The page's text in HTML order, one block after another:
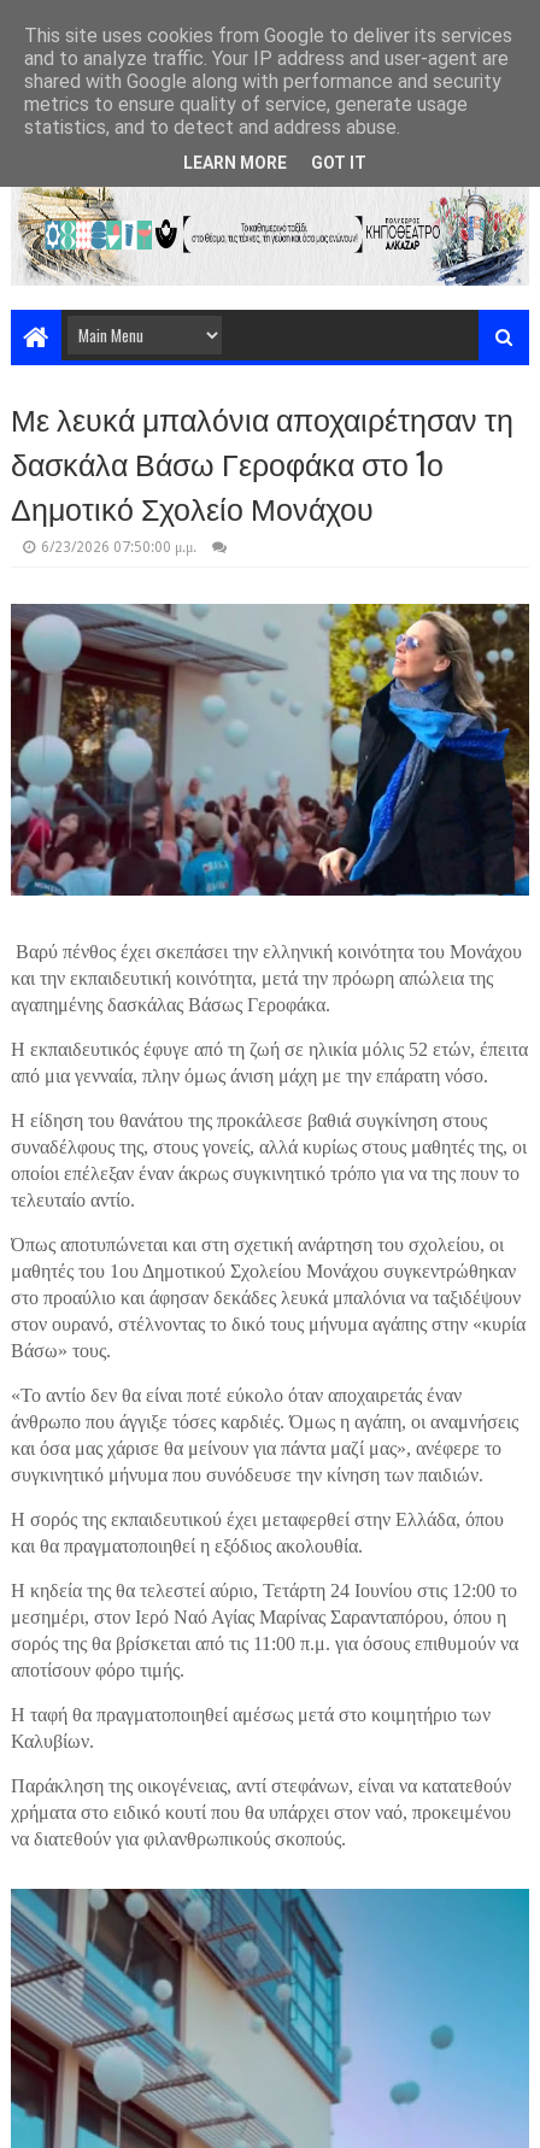
Με λευκά μπαλόνια αποχαιρέτησαν τη
δασκάλα Βάσω Γεροφάκα στο 1ο
Δημοτικό Σχολείο Μονάχου
6/23/2026 07:50:00 μ.μ.
Βαρύ πένθος έχει σκεπάσει την ελληνική κοινότητα του Μονάχου
και την εκπαιδευτική κοινότητα, μετά την πρόωρη απώλεια της
αγαπημένης δασκάλας Βάσως Γεροφάκα.
Η εκπαιδευτικός έφυγε από τη ζωή σε ηλικία μόλις 52 ετών, έπειτα
από μια γενναία, πλην όμως άνιση μάχη με την επάρατη νόσο.
Η είδηση του θανάτου της προκάλεσε βαθιά συγκίνηση στους
συναδέλφους της, στους γονείς, αλλά κυρίως στους μαθητές της, οι
οποίοι επέλεξαν έναν άκρως συγκινητικό τρόπο για να της πουν το
τελευταίο αντίο.
Όπως αποτυπώνεται και στη σχετική ανάρτηση του σχολείου, οι
μαθητές του 1ου Δημοτικού Σχολείου Μονάχου συγκεντρώθηκαν
στο προαύλιο και άφησαν δεκάδες λευκά μπαλόνια να ταξιδέψουν
στον ουρανό, στέλνοντας το δικό τους μήνυμα αγάπης στην «κυρία
Βάσω» τους.
«Το αντίο δεν θα είναι ποτέ εύκολο όταν αποχαιρετάς έναν
άνθρωπο που άγγιξε τόσες καρδιές. Όμως η αγάπη, οι αναμνήσεις
και όσα μας χάρισε θα μείνουν για πάντα μαζί μας», ανέφερε το
συγκινητικό μήνυμα που συνόδευσε την κίνηση των παιδιών.
Η σορός της εκπαιδευτικού έχει μεταφερθεί στην Ελλάδα, όπου
και θα πραγματοποιηθεί η εξόδιος ακολουθία.
Η κηδεία της θα τελεστεί αύριο, Τετάρτη 24 Ιουνίου στις 12:00 το
μεσημέρι, στον Ιερό Ναό Αγίας Μαρίνας Σαρανταπόρου, όπου η
σορός της θα βρίσκεται από τις 11:00 π.μ. για όσους επιθυμούν να
αποτίσουν φόρο τιμής.
Η ταφή θα πραγματοποιηθεί αμέσως μετά στο κοιμητήριο των
Καλυβίων.
Παράκληση της οικογένειας, αντί στεφάνων, είναι να κατατεθούν
χρήματα στο ειδικό κουτί που θα υπάρχει στον ναό, προκειμένου
να διατεθούν για φιλανθρωπικούς σκοπούς.
This site uses cookies from Google to deliver its services
and to analyze traffic. Your IP address and user-agent are
shared with Google along with performance and security
metrics to ensure quality of service, generate usage
statistics, and to detect and address abuse.
LEARN MORE GOT IT